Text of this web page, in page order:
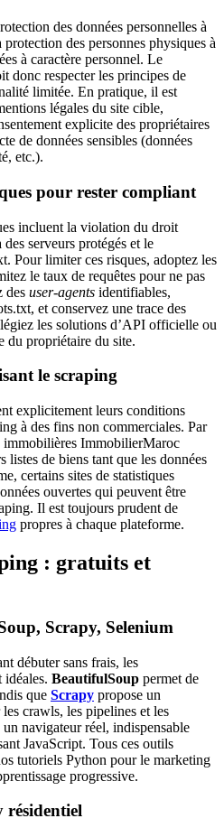
des données personnelles à
des personnes physiques à
à caractère personnel. Le
donc respecter les principes de
limitée. En pratique, il est
légales du site cible,
explicite des propriétaires
de données sensibles (données
etc.).
pour rester compliant
incluent la violation du droit
des serveurs protégés et le
Pour limiter ces risques, adoptez les
le taux de requêtes pour ne pas
des user‑agents identifiables,
et conservez une trace des
les solutions d’API officielle ou
du propriétaire du site.
le scraping
explicitement leurs conditions
à des fins non commerciales. Par
immobilières ImmobilierMaroc
listes de biens tant que les données
certains sites de statistiques
ouvertes qui peuvent être
Il est toujours prudent de
propres à chaque plateforme.
: gratuits et
Scrapy, Selenium
débuter sans frais, les
idéales. BeautifulSoup permet de
que Scrapy propose un
crawls, les pipelines et les
un navigateur réel, indispensable
JavaScript. Tous ces outils
tutoriels Python pour le marketing
progressive.
résidentiel